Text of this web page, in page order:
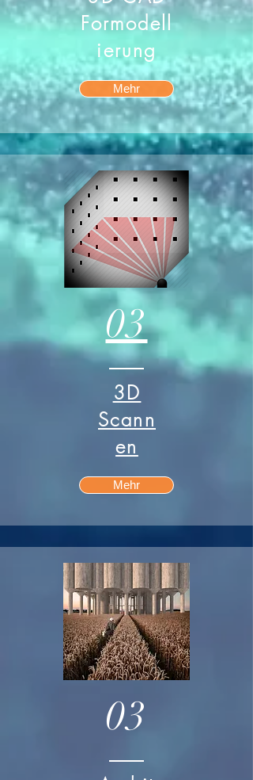
Formodell
ierung
Mehr
03
3D
Scann
en
Mehr
03